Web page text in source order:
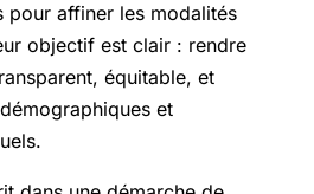
pour affiner les modalités
objectif est clair : rendre
équitable, et
et